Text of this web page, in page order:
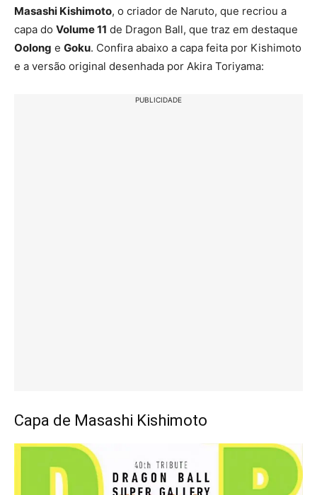
Masashi Kishimoto, o criador de Naruto, que recriou a
capa do Volume 11 de Dragon Ball, que traz em destaque
Oolong e Goku. Confira abaixo a capa feita por Kishimoto
e a versão original desenhada por Akira Toriyama:
PUBLICIDADE
Capa de Masashi Kishimoto